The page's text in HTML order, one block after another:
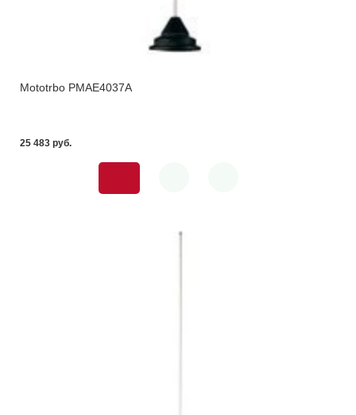
Mototrbo PMAE4037A
25 483 pуб.